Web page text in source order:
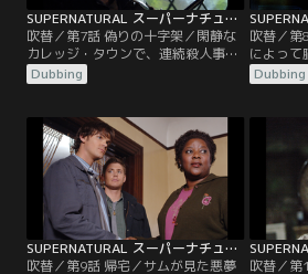
SUPERNATURAL スーパーナチュラル シーズン1 第07話／吹替
吹替／第7話 偽りの十字架／閑静な
カレッジ・タウンで、連続殺人事件
が発生。事件の捜査を開始したサム
とディーンは、事件の犯人は鋭いフ
き続けてきた怪物フックマンである
ことを知る。そして、犠牲者が地元
の牧師の娘と繋がりがあることに気
づく二人だったが…。
Dubbing
吹替／第
によって
事件が発
ムとディ
が土地
める。
至らし
を、二
Dubbing
SUPERNATURAL スーパーナチュラル シーズン1 第09話／吹替
吹替／第9話 帰宅／サムが見た悪夢
吹替／第